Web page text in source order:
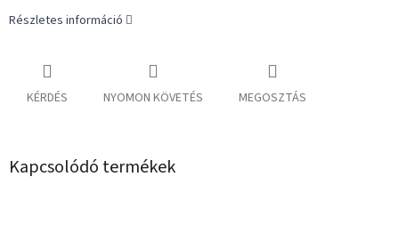
Részletes információ
KÉRDÉS NYOMON KÖVETÉS MEGOSZTÁS
Kapcsolódó termékek